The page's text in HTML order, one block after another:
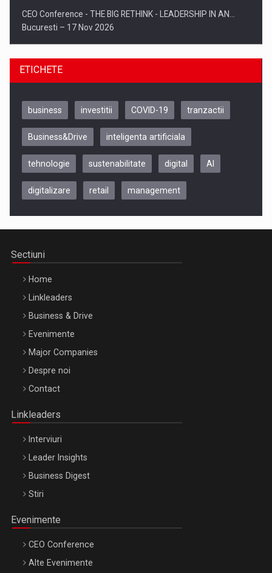
CEO Conference - THE BIG RETHINK - LEADERSHIP IN AN…
Bucuresti – 17 Nov 2026
Be Inspired. Make it Happen!, CLUJ, 9 Decembrie
Be Inspired. Make it Happen!, ARTEMIS LETO, ORADEA, 8
Octombrie
ETICHETE
business investitii COVID-19 tranzactii
Business&Drive inteligenta artificiala
tehnologie sustenabilitate digital AI
digitalizare retail management
Sectiuni
Home
Linkleaders
Business & Drive
Evenimente
Major Companies
Despre noi
Contact
Linkleaders
Interviuri
Leader Insights
Business Digest
Stiri
Evenimente
CEO Conference
Alte Evenimente